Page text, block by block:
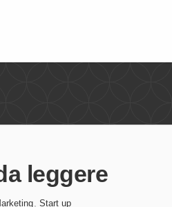
leggere
, Start up